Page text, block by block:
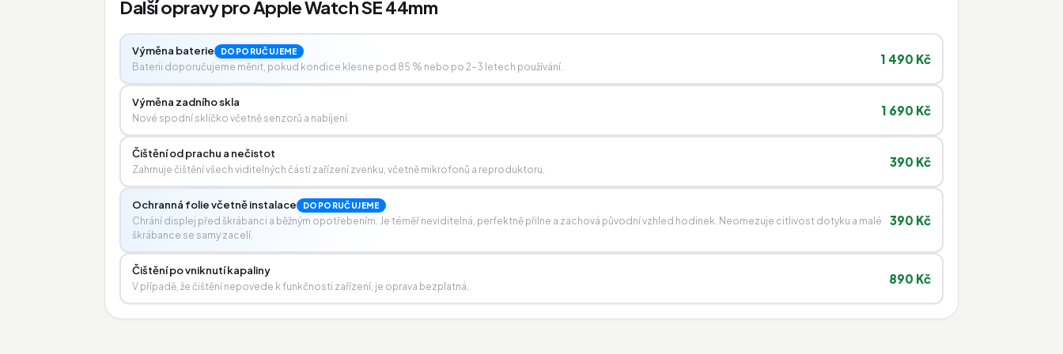
Další opravy pro Apple Watch SE 44mm
Výměna baterie DOPORUČUJEME
Baterii doporučujeme měnit, pokud kondice klesne pod 85 % nebo po 2–3 letech používání.
1 490 Kč
Výměna zadního skla
Nové spodní sklíčko včetně senzorů a nabíjení.
1 690 Kč
Čištění od prachu a nečistot
Zahrnuje čištění všech viditelných částí zařízení zvenku, včetně mikrofonů a reproduktoru.
390 Kč
Ochranná folie včetně instalace DOPORUČUJEME
Chrání displej před škrábanci a běžným opotřebením. Je téměř neviditelná, perfektně přilne a zachová původní vzhled hodinek. Neomezuje citlivost dotyku a malé
škrábance se samy zacelí.
390 Kč
Čištění po vniknutí kapaliny
V případě, že čištění nepovede k funkčnosti zařízení, je oprava bezplatná.
890 Kč